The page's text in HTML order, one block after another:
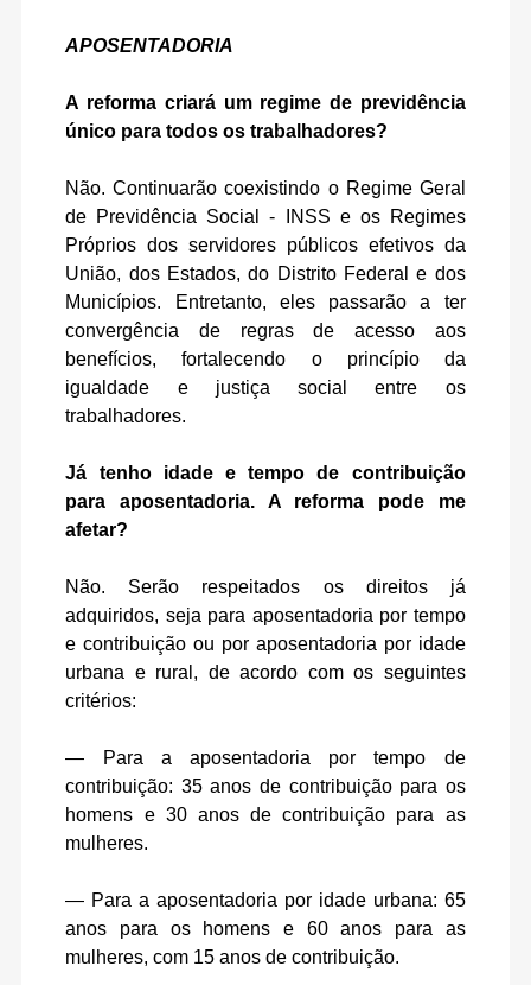
APOSENTADORIA
A reforma criará um regime de previdência
único para todos os trabalhadores?
Não. Continuarão coexistindo o Regime Geral
de Previdência Social - INSS e os Regimes
Próprios dos servidores públicos efetivos da
União, dos Estados, do Distrito Federal e dos
Municípios. Entretanto, eles passarão a ter
convergência de regras de acesso aos
benefícios, fortalecendo o princípio da
igualdade e justiça social entre os
trabalhadores.
Já tenho idade e tempo de contribuição
para aposentadoria. A reforma pode me
afetar?
Não. Serão respeitados os direitos já
adquiridos, seja para aposentadoria por tempo
e contribuição ou por aposentadoria por idade
urbana e rural, de acordo com os seguintes
critérios:
— Para a aposentadoria por tempo de
contribuição: 35 anos de contribuição para os
homens e 30 anos de contribuição para as
mulheres.
— Para a aposentadoria por idade urbana: 65
anos para os homens e 60 anos para as
mulheres, com 15 anos de contribuição.